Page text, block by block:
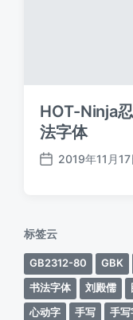
HOT-Ninja
法字体
发
2019年11月17
标签云
GB2312-80 GBK
书法字体
刘殿儒
心动字
手写 手写